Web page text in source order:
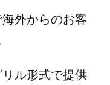
外からのお客
ル形式で提供